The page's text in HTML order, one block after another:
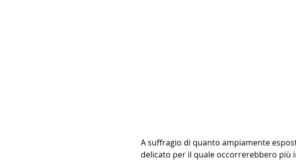
A suffragio di quanto ampiamente
delicato per il quale occorrerebbero più